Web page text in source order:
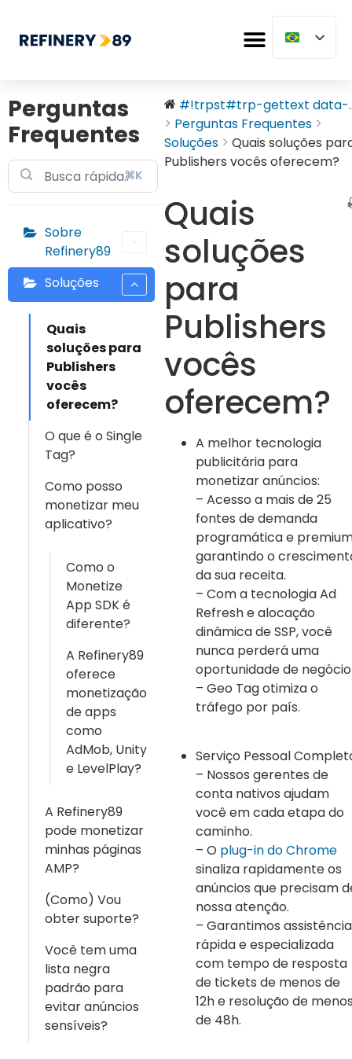
Perguntas
Frequentes
⌘K
Sobre
Refinery89
Soluções
Quais
soluções para
Publishers
vocês
oferecem?
O que é o Single
Tag?
Como posso
monetizar meu
aplicativo?
Como o
Monetize
App SDK é
diferente?
A Refinery89
oferece
monetização
de apps
como
AdMob, Unity
e LevelPlay?
A Refinery89
pode monetizar
minhas páginas
AMP?
(Como) Vou
obter suporte?
Você tem uma
lista negra
padrão para
evitar anúncios
sensíveis?
#!trpst#trp-gettext data-
Perguntas Frequentes
Soluções
Quais soluções
Publishers vocês oferecem?
Quais
soluções
para
Publishers
vocês
oferecem?
A melhor tecnologia
publicitária para
monetizar anúncios:
– Acesso a mais de 25
fontes de demanda
programática e
garantindo o
da sua receita.
– Com a tecnologia Ad
Refresh e alocação
dinâmica de SSP, você
nunca perderá uma
oportunidade de
– Geo Tag otimiza o
tráfego por país.
Serviço Pessoal
– Nossos gerentes de
conta nativos ajudam
você em cada etapa do
caminho.
– O plug-in do Chrome
sinaliza rapidamente os
anúncios que precisam
nossa atenção.
– Garantimos assistência
rápida e especializada
com tempo de resposta
de tickets de menos de
12h e resolução de
de 48h.